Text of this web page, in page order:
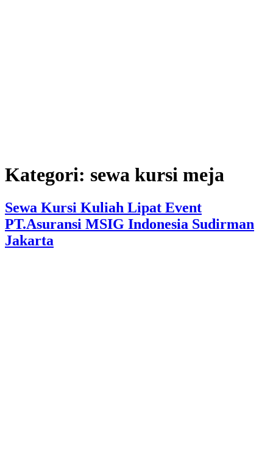
Kategori: sewa kursi meja
Sewa Kursi Kuliah Lipat Event
PT.Asuransi MSIG Indonesia Sudirman
Jakarta